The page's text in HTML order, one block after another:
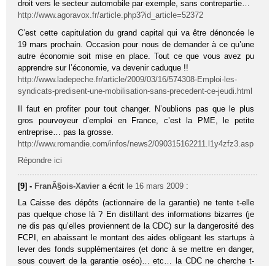
droit vers le secteur automobile par exemple, sans contrepartie…
http://www.agoravox.fr/article.php3?id_article=52372
C’est cette capitulation du grand capital qui va être dénoncée le
19 mars prochain. Occasion pour nous de demander à ce qu’une
autre économie soit mise en place. Tout ce que vous avez pu
apprendre sur l’économie, va devenir caduque !!
http://www.ladepeche.fr/article/2009/03/16/574308-Emploi-les-
syndicats-predisent-une-mobilisation-sans-precedent-ce-jeudi.html
Il faut en profiter pour tout changer. N’oublions pas que le plus
gros pourvoyeur d’emploi en France, c’est la PME, le petite
entreprise… pas la grosse.
http://www.romandie.com/infos/news2/090315162211.l1y4zfz3.asp
Répondre ici
[9] - FranÃ§ois-Xavier a écrit le 16 mars 2009 :
La Caisse des dépôts (actionnaire de la garantie) ne tente t-elle
pas quelque chose là ? En distillant des informations bizarres (je
ne dis pas qu’elles proviennent de la CDC) sur la dangerosité des
FCPI, en abaissant le montant des aides obligeant les startups à
lever des fonds supplémentaires (et donc à se mettre en danger,
sous couvert de la garantie oséo)… etc… la CDC ne cherche t-